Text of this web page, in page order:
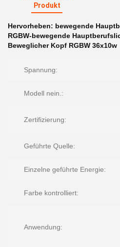
Produkt
Hervorheben: bewegende
RGBW-bewegende
Beweglicher Kopf RGBW 36x10w
Spannung:
Modell nein.:
Zertifizierung:
Geführte Quelle:
Einzelne geführte Energie:
Farbe kontrolliert:
Anwendung: